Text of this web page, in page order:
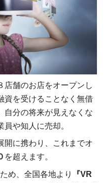
店舗のお店をオープンし
資を受けることなく無借
自分の将来が見えなくな
や知人に売却。
開に携わり、これまでオ
を超えます。
め、全国各地より
『VR